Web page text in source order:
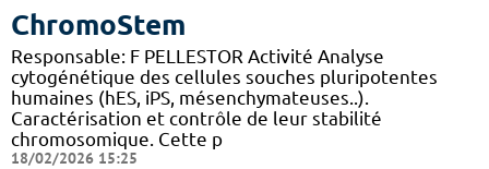
ChromoStem
Responsable: F PELLESTOR Activité Analyse
cytogénétique des cellules souches pluripotentes
humaines (hES, iPS, mésenchymateuses..).
Caractérisation et contrôle de leur stabilité
chromosomique. Cette p
18/02/2026 15:25